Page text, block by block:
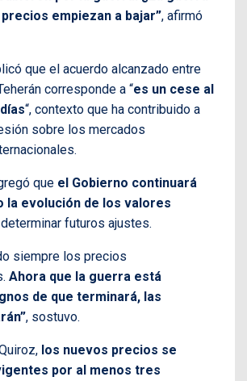
empiezan a bajar”, afirmó
que el acuerdo alcanzado entre
corresponde a “es un cese al
“, contexto que ha contribuido a
sobre los mercados
que el Gobierno continuará
la evolución de los valores
futuros ajustes.
siempre los precios
Ahora que la guerra está
de que terminará, las
, sostuvo.
los nuevos precios se
por al menos tres